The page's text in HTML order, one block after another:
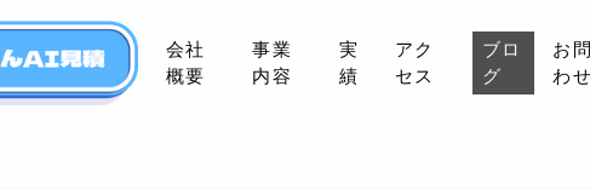
会社
概要
事業
内容
実
績
アク
セス
ブロ
グ
お
わせ